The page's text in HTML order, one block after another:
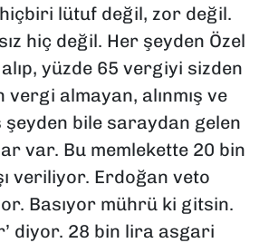
lütuf değil, zor değil.
hiç değil. Her şeyden Özel
yüzde 65 vergiyi sizden
vergi almayan, alınmış ve
bile saraydan gelen
var. Bu memlekette 20 bin
veriliyor. Erdoğan veto
Basıyor mührü ki gitsin.
diyor. 28 bin lira asgari